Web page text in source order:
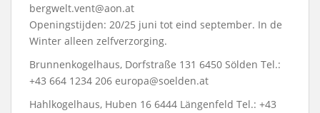
bergwelt.vent@aon.at
Openingstijden: 20/25 juni tot eind september. In de
Winter alleen zelfverzorging.
Brunnenkogelhaus, Dorfstraße 131 6450 Sölden Tel.:
+43 664 1234 206 europa@soelden.at
Hahlkogelhaus, Huben 16 6444 Längenfeld Tel.: +43